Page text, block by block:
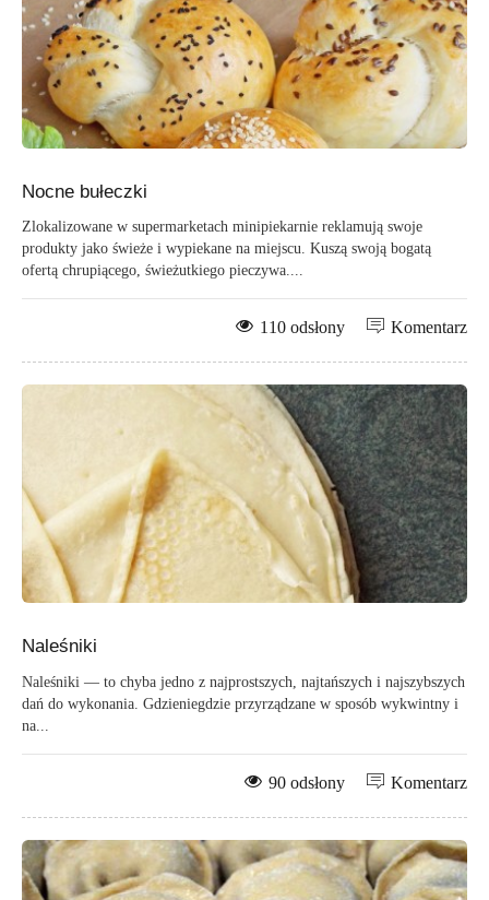
Nocne bułeczki
Zlokalizowane w supermarketach minipiekarnie reklamują swoje
produkty jako świeże i wypiekane na miejscu. Kuszą swoją bogatą
ofertą chrupiącego, świeżutkiego pieczywa....
Komentarz
110 odsłony
Naleśniki
Naleśniki — to chyba jedno z najprostszych, najtańszych i najszybszych
dań do wykonania. Gdzieniegdzie przyrządzane w sposób wykwintny i
na...
Komentarz
90 odsłony